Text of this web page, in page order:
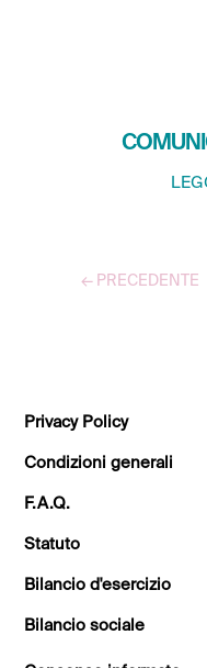
← PRECEDENTE
Privacy Policy
Condizioni generali
F.A.Q.
Statuto
Bilancio d'esercizio
Bilancio sociale